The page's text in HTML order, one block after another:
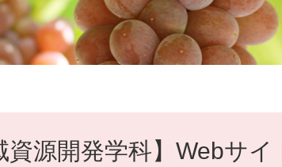
検
索
資源開発学科】Webサ